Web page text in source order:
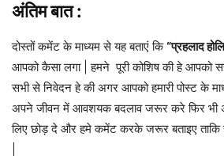
अंतिम बात :
दोस्तों कमेंट के माध्यम से यह बताएं कि“प्रहलाद
आपको कैसा लगा | हमने पूरी कोशिष की हे आपको
सभी से निवेदन हे की अगर आपको हमारी पोस्ट के
अपने जीवन में आवशयक बदलाव जरूर करे फिर भी
लिए छोड़ दे और हमे कमेंट करके जरूर बताइए